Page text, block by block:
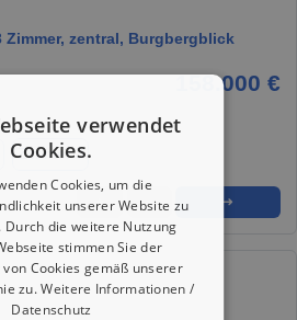
Zimmer, zentral, Burgbergblick
158.000 €
Zimmer 3
★ ➦ ➜
verwendet
Cookies.
Cookies, um die
unserer Website zu
Durch die weitere Nutzung
stimmen Sie der
Cookies gemäß unserer
zu.Weitere Informationen /
Datenschutz